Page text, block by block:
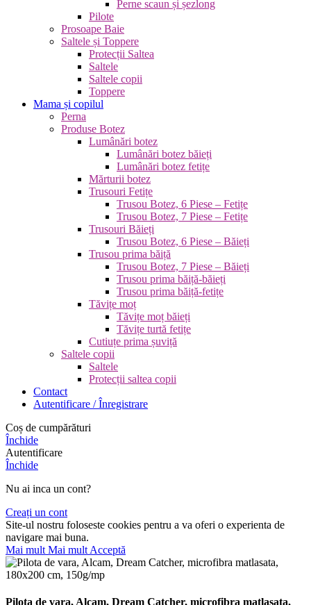
Perne scaun și șezlong
Pilote
Prosoape Baie
Saltele și Toppere
Protecții Saltea
Saltele
Saltele copii
Toppere
Mama și copilul
Perna
Produse Botez
Lumânări botez
Lumânări botez băieți
Lumânări botez fetițe
Mărturii botez
Trusouri Fetițe
Trusou Botez, 6 Piese – Fetițe
Trusou Botez, 7 Piese – Fetițe
Trusouri Băieți
Trusou Botez, 6 Piese – Băieți
Trusou prima băiță
Trusou Botez, 7 Piese – Băieți
Trusou prima băiță-băieți
Trusou prima băiță-fetițe
Tăvițe moț
Tăvițe moț băieți
Tăvițe turtă fetițe
Cutiuțe prima șuviță
Saltele copii
Saltele
Protecții saltea copii
Contact
Autentificare / Înregistrare
Coș de cumpărături
Închide
Autentificare
Închide
Nu ai inca un cont?
Creați un cont
Site-ul nostru foloseste cookies pentru a va oferi o experienta de
navigare mai buna.
Mai mult Mai mult Acceptă
Pilota de vara, Alcam, Dream Catcher, microfibra matlasata,